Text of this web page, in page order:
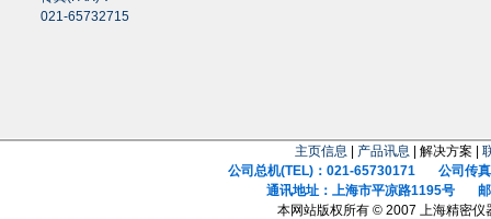
021-65732715
主页信息 产品讯息 | 解决方案 |
公司总机(TEL)：021-65730171 公司传真
通讯地址：上海市平凉路1195号 邮
本网站版权所有 © 2007 上海精密仪